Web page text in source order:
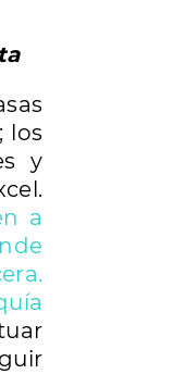
los
y
a